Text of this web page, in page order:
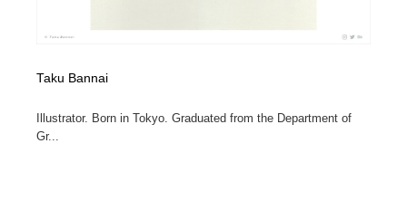
Taku Bannai
Illustrator. Born in Tokyo. Graduated from the Department of
Gr...